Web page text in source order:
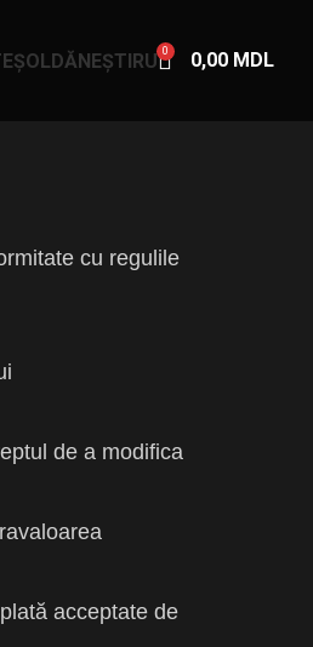
ȘOLDĂNEȘTIRU 0 0,00 MDL
cu regulile
de a modifica
acceptate de